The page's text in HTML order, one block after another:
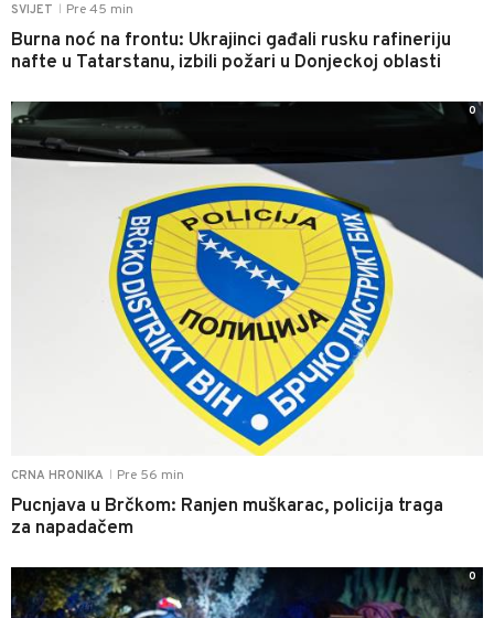
SVIJET Pre 45 min
Burna noć na frontu: Ukrajinci gađali rusku rafineriju
nafte u Tatarstanu, izbili požari u Donjeckoj oblasti
CRNA HRONIKA Pre 56 min
Pucnjava u Brčkom: Ranjen muškarac, policija traga
za napadačem
0
0